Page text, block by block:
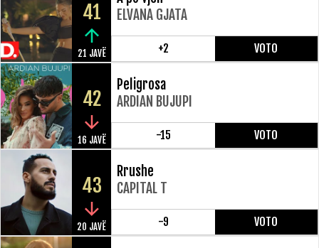
41
21 JAVË
ELVANA GJATA
+2 VOTO
42
16 JAVË
Peligrosa
ARDIAN BUJUPI
-15 VOTO
43
20 JAVË
Rrushe
CAPITAL T
-9 VOTO